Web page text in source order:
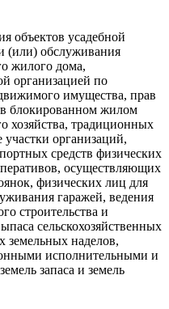
объектов усадебной
(или) обслуживания
жилого дома,
организацией по
имущества, прав
блокированном жилом
хозяйства, традиционных
организаций,
средств физических
осуществляющих
физических лиц для
гаражей, ведения
строительства и
сельскохозяйственных
земельных наделов,
исполнительными и
запаса и земель